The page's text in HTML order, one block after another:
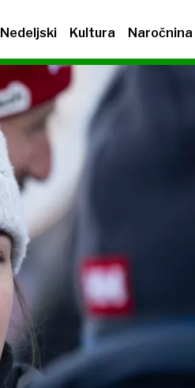
Nedeljski Kultura Naročnina